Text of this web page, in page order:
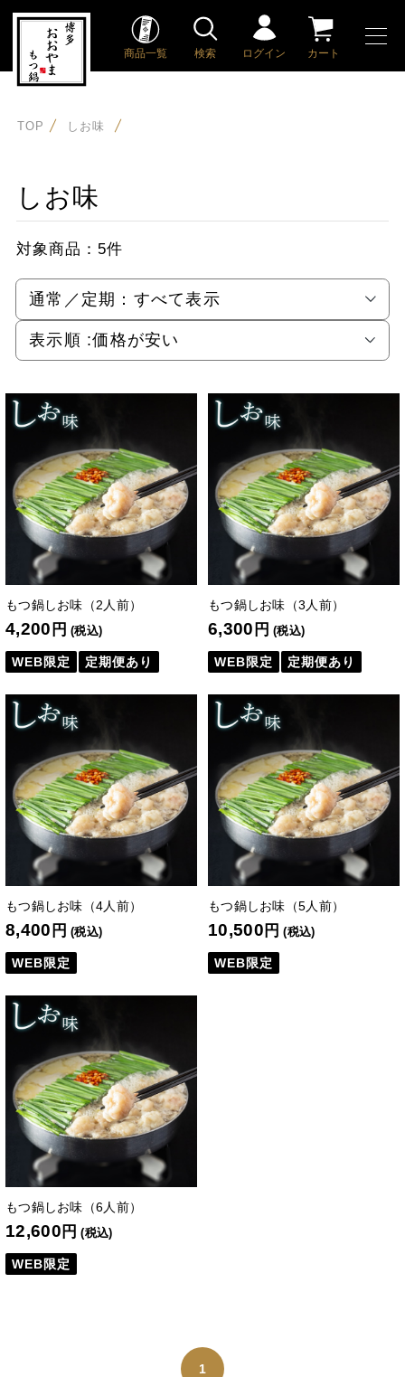
商品一覧 検索 ログイン カート
TOP しお味
しお味
対象商品： 5件
通常／定期： すべて表示
表示順 :価格が安い
もつ鍋しお味（2人前）
4,200 円 (税込)
WEB限定 定期便あり
もつ鍋しお味（3人前）
6,300 円 (税込)
WEB限定 定期便あり
もつ鍋しお味（4人前）
8,400 円 (税込)
WEB限定
もつ鍋しお味（5人前）
10,500 円 (税込)
WEB限定
もつ鍋しお味（6人前）
12,600 円 (税込)
WEB限定
1